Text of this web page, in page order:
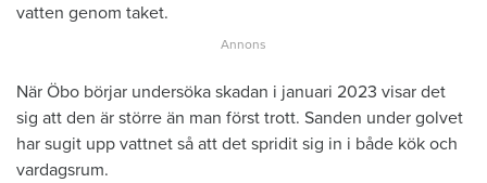
vatten genom taket.
När Öbo börjar undersöka skadan i januari 2023 visar det
sig att den är större än man först trott. Sanden under golvet
har sugit upp vattnet så att det spridit sig in i både kök och
vardagsrum.